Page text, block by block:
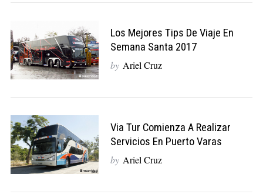
Los Mejores Tips De Viaje En
Semana Santa 2017
by Ariel Cruz
Via Tur Comienza A Realizar
Servicios En Puerto Varas
by Ariel Cruz